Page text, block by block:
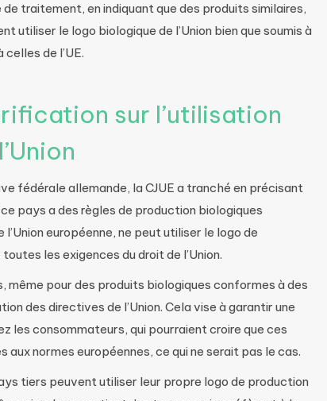
traitement, en indiquant que des produits similaires,
le logo biologique de l’Union bien que soumis à
de l’UE.
sur l’utilisation
fédérale allemande, la CJUE a tranché en précisant
pays a des règles de production biologiques
européenne, ne peut utiliser le logo de
les exigences du droit de l’Union.
pour des produits biologiques conformes à des
des directives de l’Union. Cela vise à garantir une
les consommateurs, qui pourraient croire que ces
normes européennes, ce qui ne serait pas le cas.
tiers peuvent utiliser leur propre logo de production